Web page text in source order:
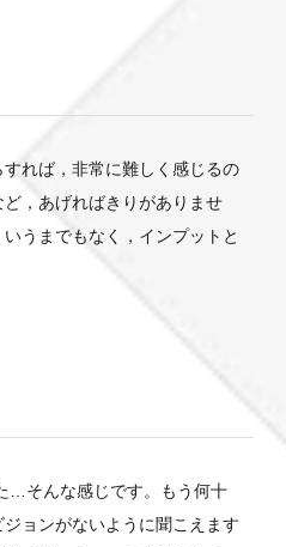
れば，非常に難しく感じるの
，あげればきりがありませ
うまでもなく，インプットと
…そんな感じです。もう何十
ョンがないように聞こえます